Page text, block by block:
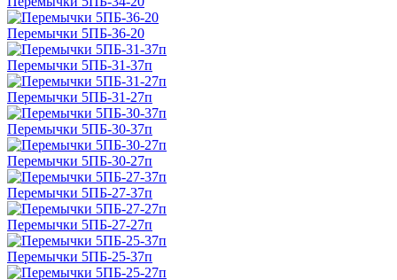
Перемычки 5ПБ-36-20
Перемычки 5ПБ-31-37п
Перемычки 5ПБ-31-27п
Перемычки 5ПБ-30-37п
Перемычки 5ПБ-30-27п
Перемычки 5ПБ-27-37п
Перемычки 5ПБ-27-27п
Перемычки 5ПБ-25-37п